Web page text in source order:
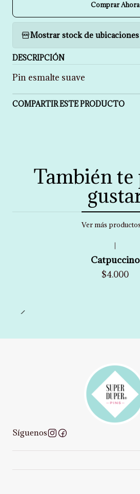
Comprar Ahora
Mostrar stock de ubicaciones
DESCRIPCIÓN
Pin esmalte suave
COMPARTIR ESTE PRODUCTO
También
Ver más productos
Catpuccino
$4.000
Síguenos